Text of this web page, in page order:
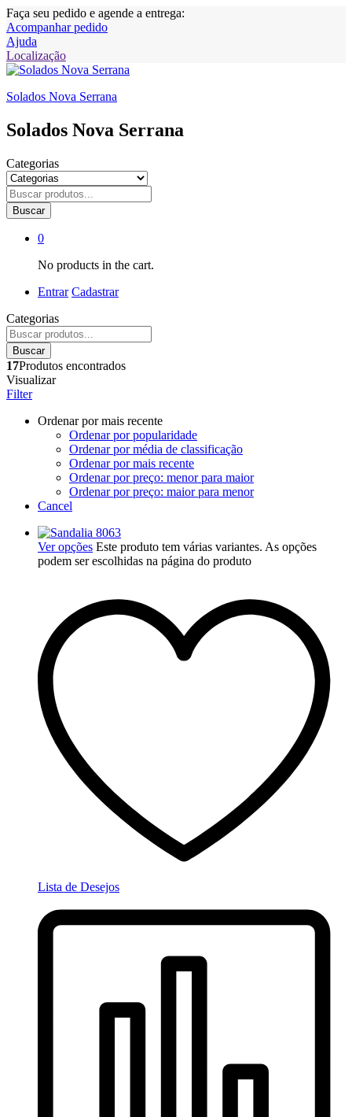
Faça seu pedido e agende a entrega:
Acompanhar pedido
Ajuda
Localização
Solados Nova Serrana
Solados Nova Serrana
Categorias
Buscar
0
No products in the cart.
Entrar Cadastrar
Categorias
Buscar
17Produtos encontrados
Visualizar
Filter
Ordenar por mais recente
Ordenar por popularidade
Ordenar por média de classificação
Ordenar por mais recente
Ordenar por preço: menor para maior
Ordenar por preço: maior para menor
Cancel
Ver opções Este produto tem várias variantes. As opções
podem ser escolhidas na página do produto
Lista de Desejos